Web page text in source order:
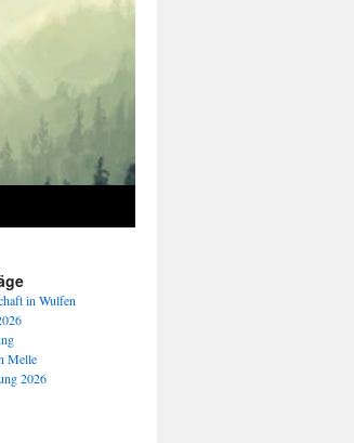
in Wulfen
Melle
2026